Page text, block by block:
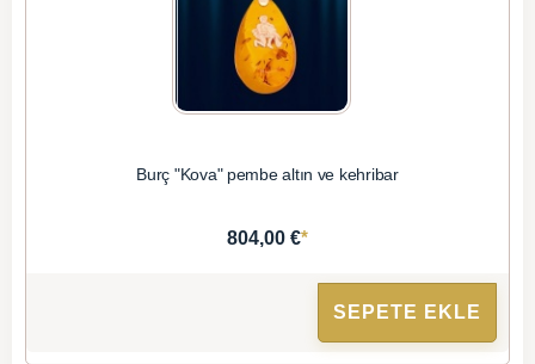
Burç "Kova" pembe altın ve kehribar
804,00 €*
SEPETE EKLE